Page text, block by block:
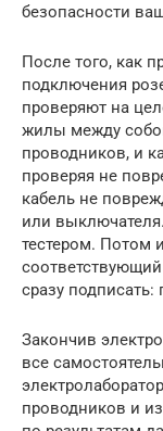
безопасности
После того, как
подключения
проверяют на
жилы между
проводников, и
проверяя не
кабель не
или
тестером. Потом
сразу подписать:
Закончив
все
проводников и